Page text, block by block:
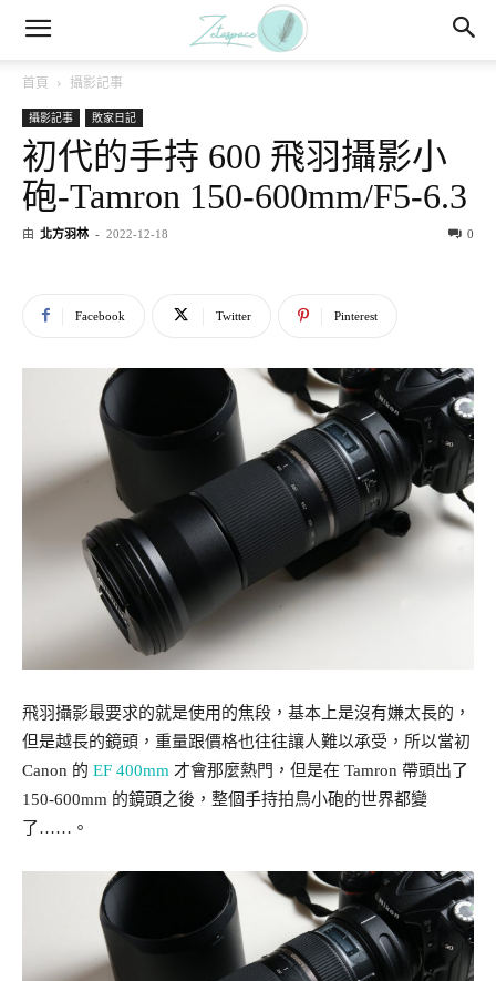
首頁 攝影記事
攝影記事 敗家日記
初代的手持 600 飛羽攝影小
砲-Tamron 150-600mm/F5-6.3
由 北方羽林 - 2022-12-18 0
Facebook Twitter Pinterest
飛羽攝影最要求的就是使用的焦段，基本上是沒有嫌太長的，
但是越長的鏡頭，重量跟價格也往往讓人難以承受，所以當初
Canon 的 EF 400mm 才會那麼熱門，但是在 Tamron 帶頭出了
150-600mm 的鏡頭之後，整個手持拍鳥小砲的世界都變
了……。